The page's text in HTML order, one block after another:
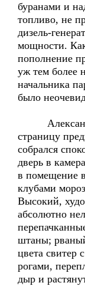
буранами и
топливо, не
дизель-
мощности.
пополнение
уж тем более
начальника
было
Александр
страницу
собрался
дверь в
в помещение
клубами
Высокий,
абсолютно
штаны;
цвета свитер
рогами,
дыр и